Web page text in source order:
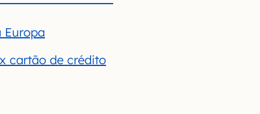
Europa
cartão de crédito